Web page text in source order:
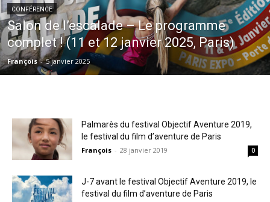
CONFÉRENCE
Salon de l’escalade – Le programme
complet ! (11 et 12 janvier 2025, Paris)
François - 5 janvier 2025
Palmarès du festival Objectif Aventure 2019,
le festival du film d’aventure de Paris
François - 28 janvier 2019 0
J-7 avant le festival Objectif Aventure 2019, le
festival du film d’aventure de Paris